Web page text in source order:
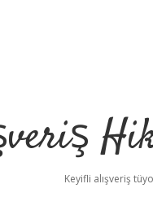
Keyifli alışveriş